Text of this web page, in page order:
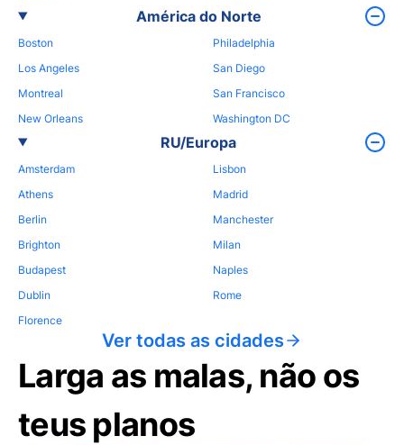
América do Norte
Boston
Los Angeles
Montreal
New Orleans
Philadelphia
San Diego
San Francisco
Washington DC
RU/Europa
Amsterdam
Athens
Berlin
Brighton
Budapest
Dublin
Florence
Lisbon
Madrid
Manchester
Milan
Naples
Rome
Ver todas as cidades
Larga as malas, não os
teus planos